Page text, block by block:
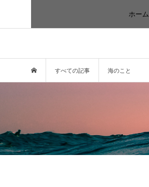
ホーム
すべての記事 海のこと